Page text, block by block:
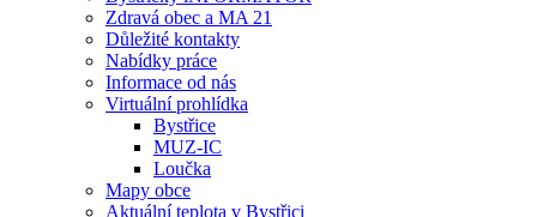
Zdravá obec a MA 21
Důležité kontakty
Nabídky práce
Informace od nás
Virtuální prohlídka
Bystřice
MUZ-IC
Loučka
Mapy obce
Aktuální teplota v Bystřici